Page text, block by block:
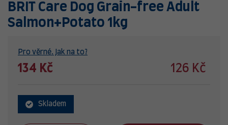
BRIT Care Dog Grain-free Adult
Salmon+Potato 1kg
Pro věrné. Jak na to?
134 Kč 126 Kč
Skladem